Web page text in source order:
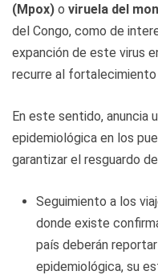
(Mpox) o viruela del
del Congo, como de
expanción de este virus
recurre al fortalecimiento
En este sentido, anuncia
epidemiológica en los
garantizar el resguardo
Seguimiento a los
donde existe
país deberán
epidemiológica, su